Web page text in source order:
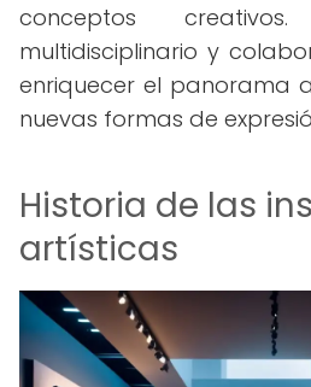
conceptos
multidisciplinario y
enriquecer el panorama
nuevas formas de
Historia de las
artísticas